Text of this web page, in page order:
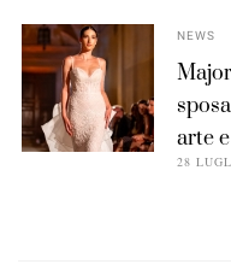
NEWS
arte
28